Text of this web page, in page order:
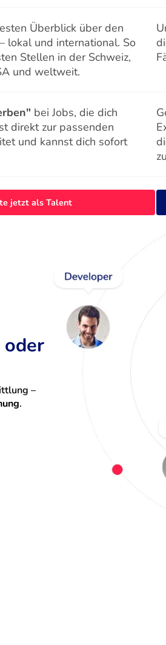
Überblick über den
lokal und international. So
Stellen in der Schweiz,
und weltweit.
bei Jobs, die dich
direkt zur passenden
und kannst dich sofort
jetzt als Talent
oder
–
.